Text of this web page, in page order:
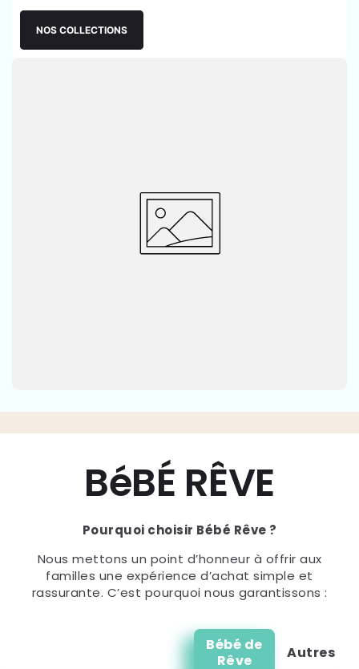
NOS COLLECTIONS
BéBÉ RÊVE
Pourquoi choisir Bébé Rêve ?
Nous mettons un point d’honneur à offrir aux
familles une expérience d’achat simple et
rassurante. C’est pourquoi nous garantissons :
Bébé de
Rêve
Autres